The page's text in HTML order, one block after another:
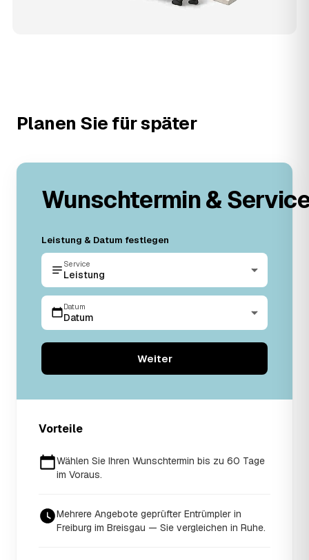
Planen Sie für später
Wunschtermin &
Leistung & Datum festlegen
Service
Leistung
Datum
Datum
Weiter
Vorteile
Wählen Sie Ihren Wunschtermin bis zu 60 Tage
im Voraus.
Mehrere Angebote geprüfter Entrümpler in
Freiburg im Breisgau — Sie vergleichen in Ruhe.